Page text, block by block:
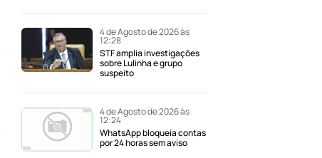
4 de Agosto de 2026 às
12:28
STF amplia investigações
sobre Lulinha e grupo
suspeito
4 de Agosto de 2026 às
12:24
WhatsApp bloqueia contas
por 24 horas sem aviso